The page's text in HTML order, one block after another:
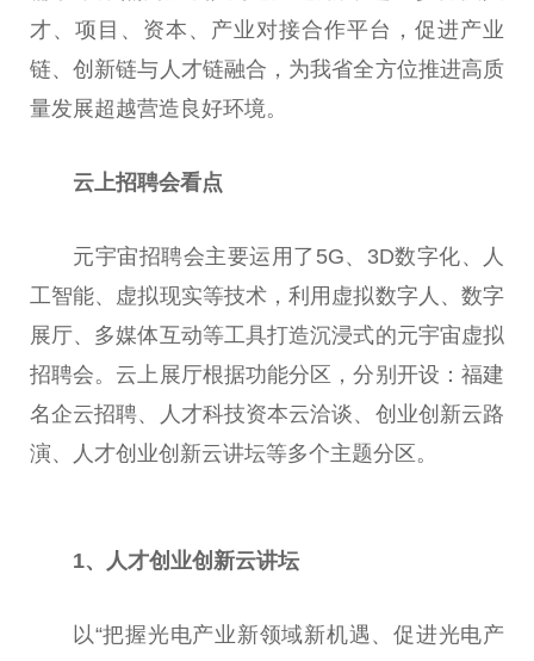
才、项目、资本、产业对接合作平台，促进产业
链、创新链与人才链融合，为我省全方位推进高质
量发展超越营造良好环境。
云上招聘会看点
元宇宙招聘会主要运用了5G、3D数字化、人
工智能、虚拟现实等技术，利用虚拟数字人、数字
展厅、多媒体互动等工具打造沉浸式的元宇宙虚拟
招聘会。云上展厅根据功能分区，分别开设：福建
名企云招聘、人才科技资本云洽谈、创业创新云路
演、人才创业创新云讲坛等多个主题分区。
1、 人才创业创新云讲坛
以“把握光电产业新领域新机遇、促进光电产